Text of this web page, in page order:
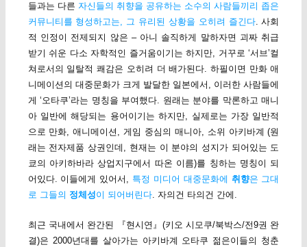
들과는 다른 자신들의 취향을 공유하는 소수의 사람들끼리 좁은
커뮤니티를 형성하고는, 그 유리된 상황을 오히려 즐긴다. 사회
적 인정이 전제되지 않은 – 아니 솔직하게 말하자면 괴짜 취급
받기 쉬운 다소 자학적인 즐거움이기는 하지만, 거꾸로 ‘서브’컬
쳐로서의 일탈적 쾌감은 오히려 더 배가된다. 하필이면 만화 애
니메이션의 대중문화가 크게 발달한 일본에서, 이러한 사람들에
게 ‘오타쿠’라는 명칭을 부여했다. 원래는 분야를 막론하고 매니
아 일반에 해당되는 용어이기는 하지만, 실제로는 가장 일반적
으로 만화, 애니메이션, 게임 중심의 매니아, 소위 아키바계 (원
래는 전자제품 상권인데, 현재는 이 분야의 성지가 되어있는 도
쿄의 아키하바라 상업지구에서 따온 이름)를 칭하는 명칭이 되
어있다. 이들에게 있어서, 특정 미디어 대중문화에 취향은 그대
로 그들의 정체성이 되어버린다. 자의건 타의건 간에.
최근 국내에서 완간된 『현시연』(키오 시모쿠/북박스/전9권 완
결)은 2000년대를 살아가는 아키바계 오타쿠 젊은이들의 청춘